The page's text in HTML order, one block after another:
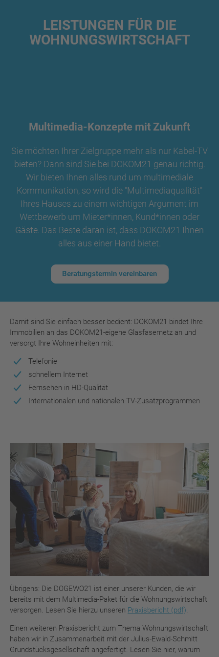
LEISTUNGEN FÜR DIE
WOHNUNGSWIRTSCHAFT
Multimedia-Konzepte mit Zukunft
Sie möchten Ihrer Zielgruppe mehr als nur Kabel-TV
bieten? Dann sind Sie bei DOKOM21 genau richtig.
Wir bieten Ihnen alles rund um multimediale
Kommunikation, so wird die "Multimediaqualität"
Ihres Hauses zu einem wichtigen Argument im
Wettbewerb um Mieter*innen, Kund*innen oder
Gäste. Das Beste daran ist, dass DOKOM21 Ihnen
alles aus einer Hand bietet.
Beratungstermin vereinbaren
​​​​​​​Damit sind Sie einfach besser bedient: DOKOM21 bindet Ihre
Immobilien an das DOKOM21-eigene Glasfasernetz an und
versorgt Ihre Wohneinheiten mit:
Telefonie
schnellem Internet
Fernsehen in HD-Qualität
Internationalen und nationalen TV-Zusatzprogrammen
Übrigens: Die DOGEWO21 ist einer unserer Kunden, die wir
bereits mit dem Multimedia-Paket für die Wohnungswirtschaft
versorgen. Lesen Sie hierzu unseren Praxisbericht (pdf)
Einen weiteren Praxisbericht zum Thema Wohnungswirtschaft
haben wir in Zusammenarbeit mit der Julius-Ewald-Schmitt
Grundstücksgesellschaft angefertigt. Lesen Sie hier, warum